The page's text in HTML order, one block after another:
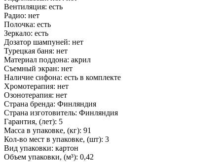
Вентиляция: есть
Радио: нет
Полочка: есть
Зеркало: есть
Дозатор шампуней: нет
Турецкая баня: нет
Материал поддона: акрил
Съемный экран: нет
Наличие сифона: есть в комплекте
Хромотерапия: нет
Озонотерапия: нет
Страна бренда: Финляндия
Страна изготовитель: Финляндия
Гарантия, (лет): 5
Масса в упаковке, (кг): 91
Кол-во мест в упаковке, (шт): 3
Вид упаковки: картон
Объем упаковки, (м³): 0,42